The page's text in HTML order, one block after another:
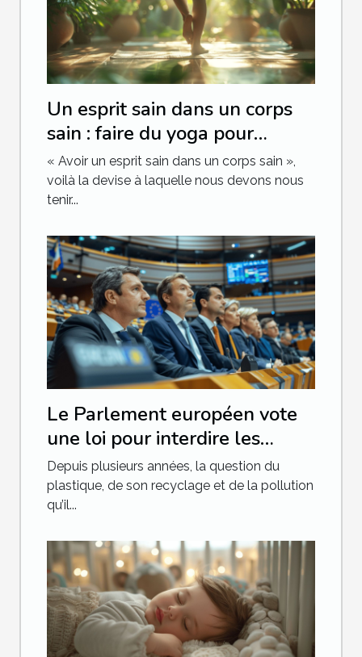
Un esprit sain dans un corps
sain : faire du yoga pour
maigrir rapidement
« Avoir un esprit sain dans un corps sain »,
voilà la devise à laquelle nous devons nous
tenir...
Le Parlement européen vote
une loi pour interdire les
produits en plastique à usage
unique
Depuis plusieurs années, la question du
plastique, de son recyclage et de la pollution
qu’il...